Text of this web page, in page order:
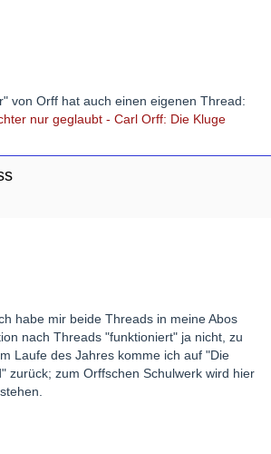
von Orff hat auch einen eigenen Thread:
nur geglaubt - Carl Orff: Die Kluge
habe mir beide Threads in meine Abos
nach Threads "funktioniert" ja nicht, zu
Laufe des Jahres komme ich auf "Die
zurück; zum Orffschen Schulwerk wird hier